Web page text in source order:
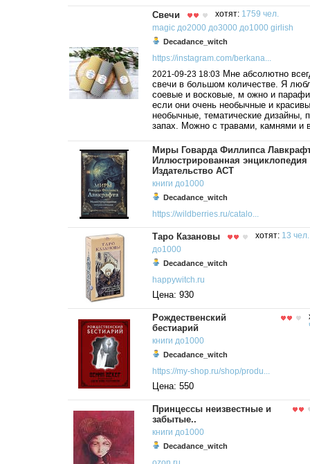
Свечи хотят: 1759 чел.
magic до2000 до3000 до1000 girlish
Decadance_witch
https://instagram.com/berkana...
2021-09-23 18:03 Мне абсолютно
свечи в большом количестве. Я
соевые и восковые, м ожно и
если они очень необычные и
необычные, тематические дизайны,
запах. Можно с травами, камнями и
Миры Говарда Филлипса
Иллюстрированная энциклопедия
Издательство АСТ
книги до1000
Decadance_witch
https://wildberries.ru/catalo...
Таро Казановы хотят: 13 чел.
до1000
Decadance_witch
happywitch.ru
Цена: 930
Рождественский
бестиарий
книги до1000
Decadance_witch
https://my-shop.ru/shop/produ...
Цена: 550
Принцессы неизвестные и
забытые..
книги до1000
Decadance_witch